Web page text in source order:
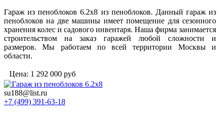
Гараж из пеноблоков 6.2х8 из пеноблоков. Данный гараж из
пеноблоков на две машины имеет помещение для сезонного
хранения колес и садового инвентаря. Наша фирма занимается
строительством на заказ гаражей любой сложности и
размеров. Мы работаем по всей территории Москвы и
области.
Цена: 1 292 000 руб
su188@list.ru
+7 (499) 391-63-18